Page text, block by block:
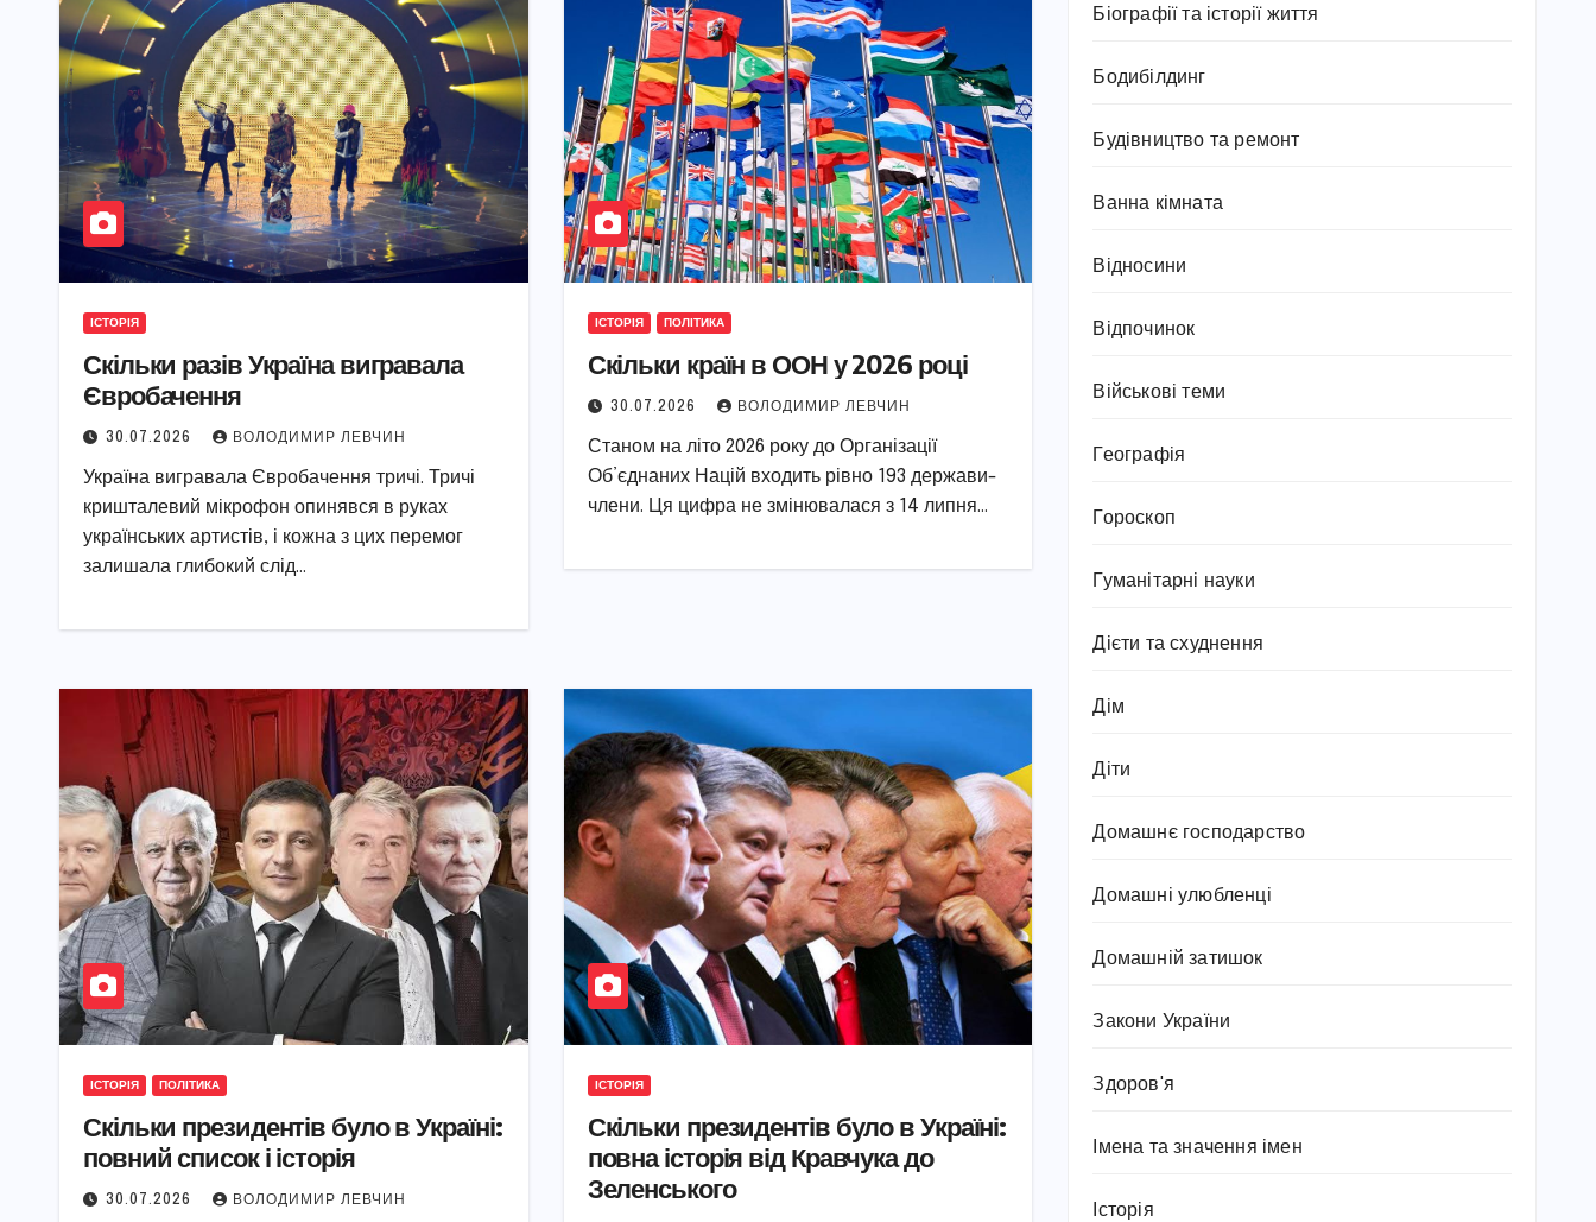
ІСТОРІЯ
Скільки разів Україна вигравала
Євробачення
30.07.2026 ВОЛОДИМИР ЛЕВЧИН
Україна вигравала Євробачення тричі. Тричі
кришталевий мікрофон опинявся в руках
українських артистів, і кожна з цих перемог
залишала глибокий слід…
ІСТОРІЯ ПОЛІТИКА
Скільки країн в ООН у 2026 році
30.07.2026 ВОЛОДИМИР ЛЕВЧИН
Станом на літо 2026 року до Організації
Об’єднаних Націй входить рівно 193 держави-
члени. Ця цифра не змінювалася з 14 липня…
ІСТОРІЯ ПОЛІТИКА
Скільки президентів було в Україні:
повний список і історія
30.07.2026 ВОЛОДИМИР ЛЕВЧИН
ІСТОРІЯ
Скільки президентів було в Україні:
повна історія від Кравчука до
Зеленського
Біографії та історії життя
Бодибілдинг
Будівництво та ремонт
Ванна кімната
Відносини
Відпочинок
Військові теми
Географія
Гороскоп
Гуманітарні науки
Дієти та схуднення
Дім
Діти
Домашнє господарство
Домашні улюбленці
Домашній затишок
Закони України
Здоров'я
Імена та значення імен
Історія